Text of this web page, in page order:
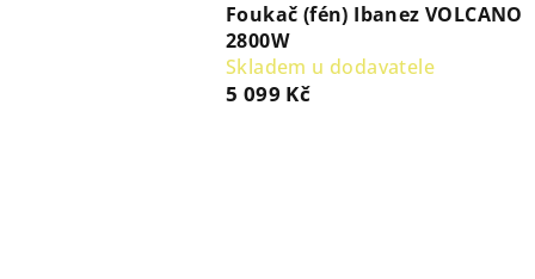
Foukač (fén) Ibanez VOLCANO
2800W
Skladem u dodavatele
5 099 Kč